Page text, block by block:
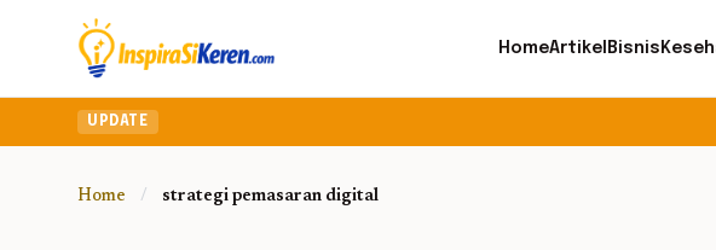
HomeArtikel Bisnis
UPDATE
Home / strategi pemasaran digital